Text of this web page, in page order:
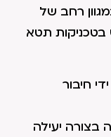
רחב של
בטכניקות תטא
חיבור
יעילה